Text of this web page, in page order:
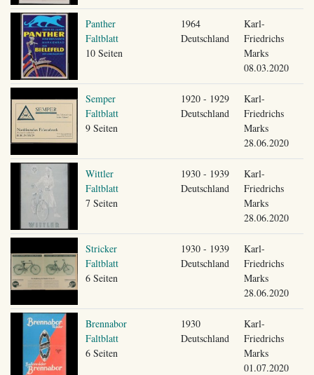
Panther
Faltblatt
10 Seiten
1964
Deutschland
Karl-
Friedrichs
Marks
08.03.2020
Semper
Faltblatt
9 Seiten
1920 - 1929
Deutschland
Karl-
Friedrichs
Marks
28.06.2020
Wittler
Faltblatt
7 Seiten
1930 - 1939
Deutschland
Karl-
Friedrichs
Marks
28.06.2020
Stricker
Faltblatt
6 Seiten
1930 - 1939
Deutschland
Karl-
Friedrichs
Marks
28.06.2020
Brennabor
Faltblatt
6 Seiten
1930
Deutschland
Karl-
Friedrichs
Marks
01.07.2020